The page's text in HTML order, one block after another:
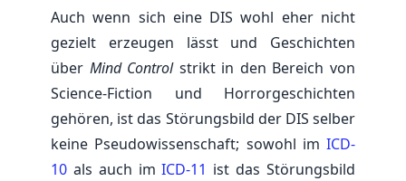
Auch wenn sich eine DIS wohl eher nicht
gezielt erzeugen lässt und Geschichten
über Mind Controlstrikt in den Bereich von
Science-Fiction und Horrorgeschichten
gehören, ist das Störungsbild der DIS selber
keine Pseudowissenschaft; sowohl im ICD-
10 als auch imICD-11 ist das Störungsbild